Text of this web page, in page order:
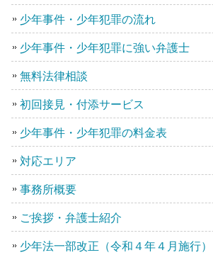
少年事件・少年犯罪の流れ
少年事件・少年犯罪に強い弁護士
無料法律相談
初回接見・付添サービス
少年事件・少年犯罪の料金表
対応エリア
事務所概要
ご挨拶・弁護士紹介
少年法一部改正（令和４年４月施行）